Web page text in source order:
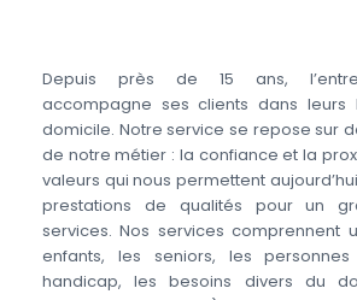
Depuis près de 15 ans,
accompagne ses clients dans leurs
domicile. Notre service se repose sur
de notre métier : la confiance et la
valeurs qui nous permettent
prestations de qualités pour un
services. Nos services comprennent
enfants, les seniors, les
handicap, les besoins divers du